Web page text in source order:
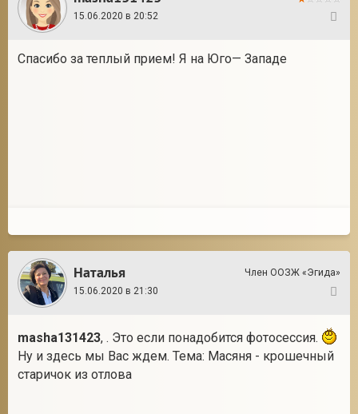
15.06.2020 в 20:52
Спасибо за теплый прием! Я на Юго— Западе
Наталья
Член ООЗЖ «Эгида»
15.06.2020 в 21:30
masha131423, . Это если понадобится фотосессия.
Ну и здесь мы Вас ждем. Тема: Масяня - крошечный
старичок из отлова